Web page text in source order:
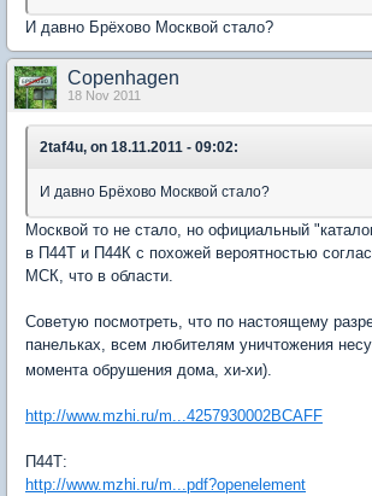
И давно Брёхово Москвой стало?
Copenhagen
18 Nov 2011
2taf4u, on 18.11.2011 - 09:02:
И давно Брёхово Москвой стало?
Москвой то не стало, но официальный
в П44Т и П44К с похожей вероятностью
МСК, что в области.
Советую посмотреть, что по настоящему
панельках, всем любителям уничтожения
момента обрушения дома, хи-хи).
http://www.mzhi.ru/m...4257930002BCAFF
П44Т:
http://www.mzhi.ru/m...pdf?openelement